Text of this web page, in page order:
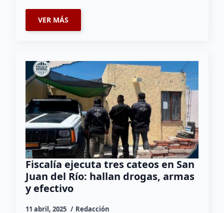
VER MÁS
Fiscalía ejecuta tres cateos en San
Juan del Río: hallan drogas, armas
y efectivo
11 abril, 2025 Redacción